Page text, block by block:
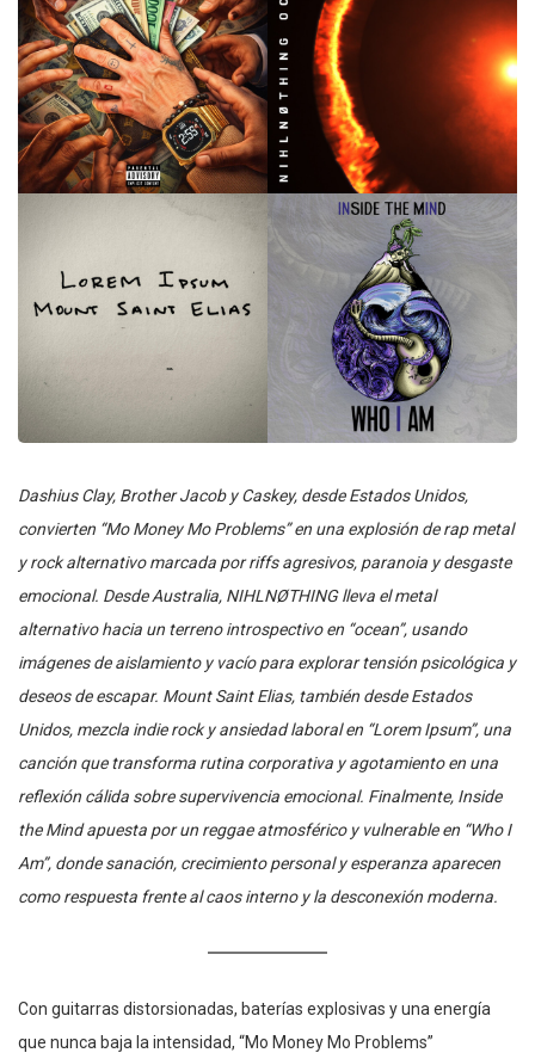
Dashius Clay, Brother Jacob y Caskey, desde Estados Unidos,
convierten “Mo Money Mo Problems” en una explosión de rap metal
y rock alternativo marcada por riffs agresivos, paranoia y desgaste
emocional. Desde Australia, NIHLNØTHING lleva el metal
alternativo hacia un terreno introspectivo en “ocean”, usando
imágenes de aislamiento y vacío para explorar tensión psicológica y
deseos de escapar. Mount Saint Elias, también desde Estados
Unidos, mezcla indie rock y ansiedad laboral en “Lorem Ipsum”, una
canción que transforma rutina corporativa y agotamiento en una
reflexión cálida sobre supervivencia emocional. Finalmente, Inside
the Mind apuesta por un reggae atmosférico y vulnerable en “Who I
Am”, donde sanación, crecimiento personal y esperanza aparecen
como respuesta frente al caos interno y la desconexión moderna.
Con guitarras distorsionadas, baterías explosivas y una energía
que nunca baja la intensidad, “Mo Money Mo Problems”